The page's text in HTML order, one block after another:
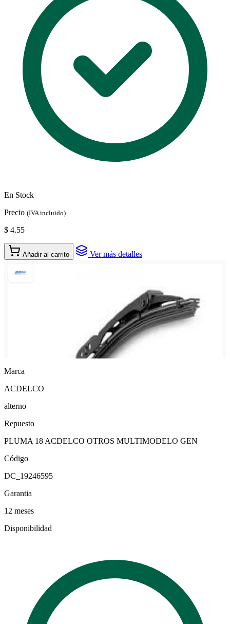
En Stock
Precio (IVA incluido)
$ 4.55
Añadir al carrito Ver más detalles
Marca
ACDELCO
alterno
Repuesto
PLUMA 18 ACDELCO OTROS MULTIMODELO GEN
Código
DC_19246595
Garantia
12 meses
Disponibilidad